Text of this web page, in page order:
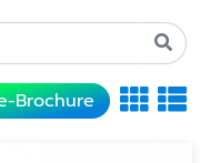
Brochure